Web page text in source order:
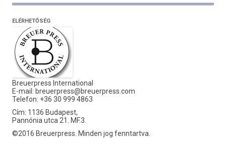
ELÉRHETŐSÉG
Breuerpress International
E-mail: breuerpress@breuerpress.com
Telefon: +36 30 999 4863
Cím: 1136 Budapest,
Pannónia utca 21. MF.3.
©2016 Breuerpress. Minden jog fenntartva.